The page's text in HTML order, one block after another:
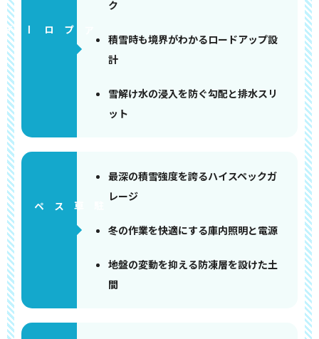
アプローチ
ク
積雪時も境界がわかるロードアップ設
計
雪解け水の浸入を防ぐ勾配と排水スリ
ット
最深の積雪強度を誇るハイスペックガ
レージ
冬の作業を快適にする庫内照明と電源
地盤の変動を抑える防凍層を設けた土
間